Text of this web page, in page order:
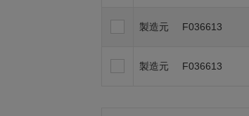
製造元 F036613
製造元 F036613